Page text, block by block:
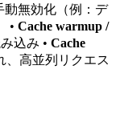
動無効化（例：デ
• Cache warmup /
込み • Cache
、高並列リクエス